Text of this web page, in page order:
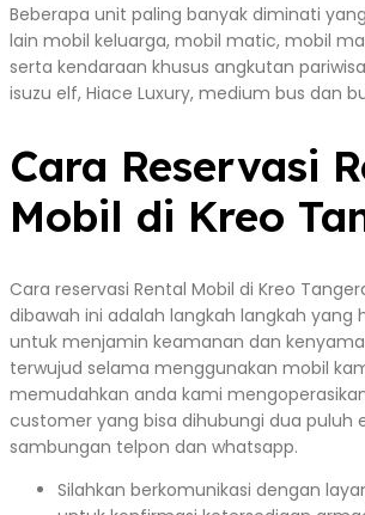
Beberapa unit paling banyak diminati
lain mobil keluarga, mobil matic, mobil
serta kendaraan khusus angkutan
isuzu elf, Hiace Luxury, medium bus dan
Cara Reservasi
Mobil di Kreo
Cara reservasi Rental Mobil di Kreo
dibawah ini adalah langkah langkah yang
untuk menjamin keamanan dan
terwujud selama menggunakan mobil
memudahkan anda kami
customer yang bisa dihubungi dua puluh
sambungan telpon dan whatsapp.
Silahkan berkomunikasi dengan